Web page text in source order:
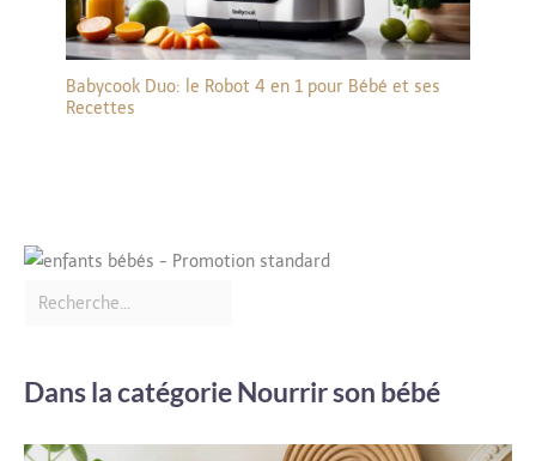
Babycook Duo: le Robot 4 en 1 pour Bébé et ses
Recettes
Dans la catégorie Nourrir son bébé